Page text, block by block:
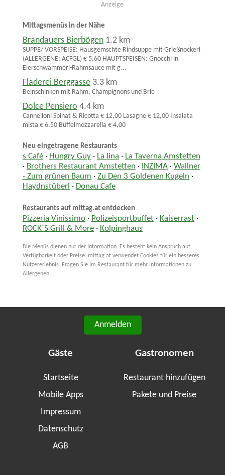
Anzeige
Mittagsmenüs in der Nähe
Brandauers Bierbögen 1.2 km
SUPPE/ VORSPEISE: Hausgemschte Rindsuppe mit Grießnockerl
(ALLERGENE: ACFGL) € 5,60 HAUPTSPEISEN: Gnocchi in
Eierschwammerl-Rahmsauce mit g...
Fladerei Berggasse 3.3 km
Beinschinken mit Rahm, Champignons und Brie
Dolce Pensiero 4.4 km
Cannelloni Spinat & Ricotta € 12,00 Lasagne € 12,00 Insalata
mista € 6,50 Büffelmozzarella € 4,00
Neu eingetragene Restaurants
s Café· Hungry Guy· La lina · La Taverna Amstetten
· Brothers Restaurant Amstetten · INZIMA· Wallner
- Zum grünen Baum · Zu Den 3 Goldenen Kugeln ·
Haydnstüberl · Donau Cafe
Restaurants auf mittag.at entdecken
Pizzeria Vinissimo· Polizeisportbuffet· Kaiserrast·
ROCK`S Grill & More· Kolpinghaus
Die Menüs dienen nur der Information. Es besteht kein Anspruch auf
Verfügbarkeit oder Preise. mittag.at verwendet Cookies für ein besseres
Nutzererlebnis. Fragen Sie im Restaurant für mehr Informationen zu
Allergenen.
Anmelden
Gäste
Startseite
Mobile Apps
Impressum
Datenschutz
AGB
Gastronomen
Restaurant hinzufügen
Pakete und Preise